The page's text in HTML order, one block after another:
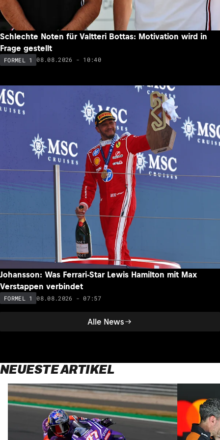
Alle News
Schlechte Noten für Valtteri Bottas: Motivation wird in
Frage gestellt
FORMEL 1 08.08.2026 - 10:40
Johansson: Was Ferrari-Star Lewis Hamilton mit Max
Verstappen verbindet
FORMEL 1 08.08.2026 - 07:57
NEUESTE ARTIKEL